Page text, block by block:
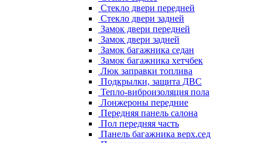
Стекло двери передней
Стекло двери задней
Замок двери передней
Замок двери задней
Замок багажника седан
Замок багажника хетчбек
Люк заправки топлива
Подкрылки, защита ДВС
Тепло-виброизоляция пола
Лонжероны передние
Передняя панель салона
Пол передняя часть
Панель багажника верх.сед